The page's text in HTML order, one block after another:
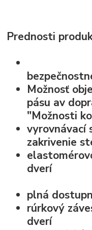
Prednosti
Možnosť
pásu av
"Možnosti
vyrovnávací
zakrivenie
dverí
plná
rúrkový
dverí